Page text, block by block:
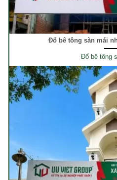
Đổ bê tông sàn mái
Đổ bê tông